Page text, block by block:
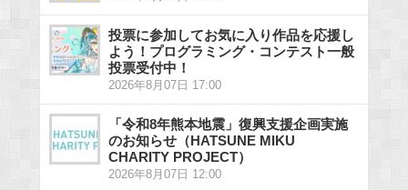
投票に参加してお気に入り作品を応援し
よう！プログラミング・コンテスト一般
投票受付中！
2026年8月07日 17:00
「令和8年熊本地震」復興支援企画実施
のお知らせ（HATSUNE MIKU
CHARITY PROJECT）
2026年8月07日 12:00